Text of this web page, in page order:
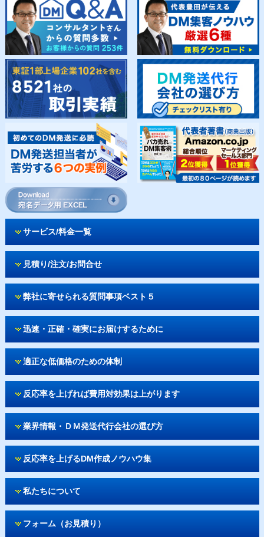
サービス/料金一覧
見積り/注文/お問合せ
弊社に寄せられる質問事項ベスト５
迅速・正確・確実にお届けするために
適正な低価格のための体制
反応率を上げれば費用対効果は上がります
業界情報・ＤＭ発送代行会社の選び方
反応率を上げるDM作成ノウハウ集
私たちについて
フォーム（お見積り）